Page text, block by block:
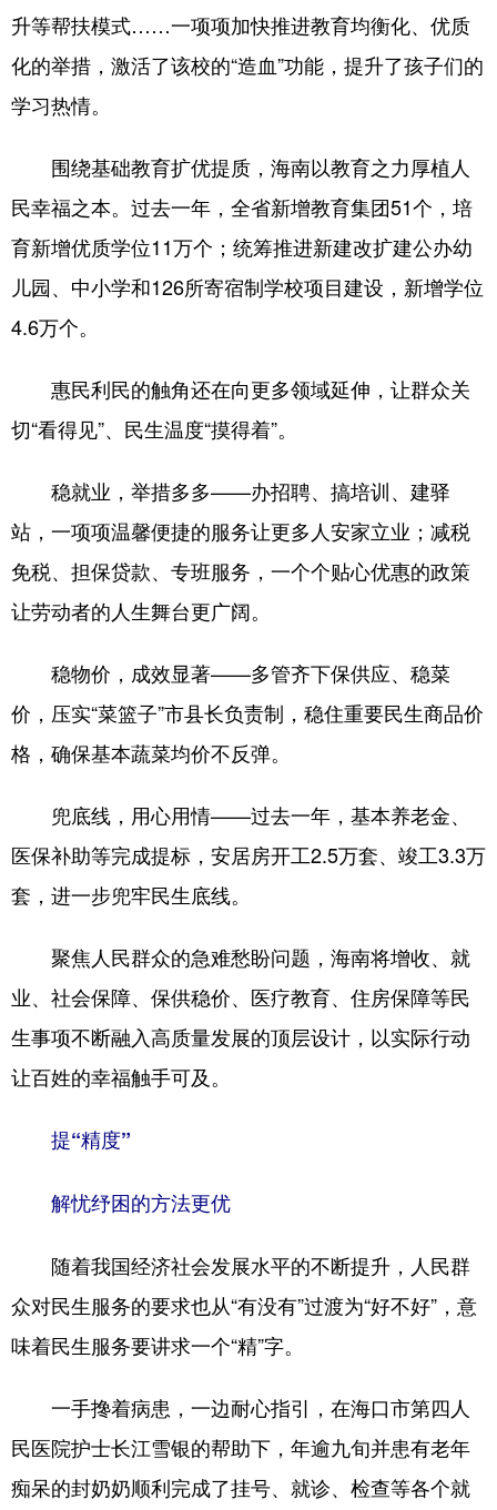
升等帮扶模式……一项项加快推进教育均衡化、优质
化的举措，激活了该校的“造血”功能，提升了孩子们的
学习热情。
围绕基础教育扩优提质，海南以教育之力厚植人
民幸福之本。过去一年，全省新增教育集团51个，培
育新增优质学位11万个；统筹推进新建改扩建公办幼
儿园、中小学和126所寄宿制学校项目建设，新增学位
4.6万个。
惠民利民的触角还在向更多领域延伸，让群众关
切“看得见”、民生温度“摸得着”。
稳就业，举措多多——办招聘、搞培训、建驿
站，一项项温馨便捷的服务让更多人安家立业；减税
免税、担保贷款、专班服务，一个个贴心优惠的政策
让劳动者的人生舞台更广阔。
稳物价，成效显著——多管齐下保供应、稳菜
价，压实“菜篮子”市县长负责制，稳住重要民生商品价
格，确保基本蔬菜均价不反弹。
兜底线，用心用情——过去一年，基本养老金、
医保补助等完成提标，安居房开工2.5万套、竣工3.3万
套，进一步兜牢民生底线。
聚焦人民群众的急难愁盼问题，海南将增收、就
业、社会保障、保供稳价、医疗教育、住房保障等民
生事项不断融入高质量发展的顶层设计，以实际行动
让百姓的幸福触手可及。
提“精度”
解忧纾困的方法更优
随着我国经济社会发展水平的不断提升，人民群
众对民生服务的要求也从“有没有”过渡为“好不好”，意
味着民生服务要讲求一个“精”字。
一手搀着病患，一边耐心指引，在海口市第四人
民医院护士长江雪银的帮助下，年逾九旬并患有老年
痴呆的封奶奶顺利完成了挂号、就诊、检查等各个就